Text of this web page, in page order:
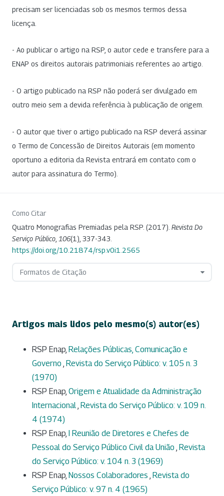
precisam ser licenciadas sob os mesmos termos dessa
licença.
- Ao publicar o artigo na RSP, o autor cede e transfere para a
ENAP os direitos autorais patrimoniais referentes ao artigo.
- O artigo publicado na RSP não poderá ser divulgado em
outro meio sem a devida referência à publicação de origem.
- O autor que tiver o artigo publicado na RSP deverá assinar
o Termo de Concessão de Direitos Autorais (em momento
oportuno a editoria da Revista entrará em contato com o
autor para assinatura do Termo).
Como Citar
Quatro Monografias Premiadas pela RSP. (2017). Revista Do
Serviço Público 106(1), 337-343.
https://doi.org/10.21874/rsp.v0i1.2565
Formatos de Citação
Artigos mais lidos pelo mesmo(s) autor(es)
RSP Enap, Relações Públicas, Comunicação e
Governo , Revista do Serviço Público: v. 105 n. 3
(1970)
RSP Enap, Origem e Atualidade da Administração
Internacional, Revista do Serviço Público: v. 109 n.
4 (1974)
RSP Enap,
I Reunião de Diretores e Chefes de
Pessoal do Serviço Público Civil da União , Revista
do Serviço Público: v. 104 n. 3 (1969)
RSP Enap, Nossos Colaboradores , Revista do
Serviço Público: v. 97 n. 4 (1965)